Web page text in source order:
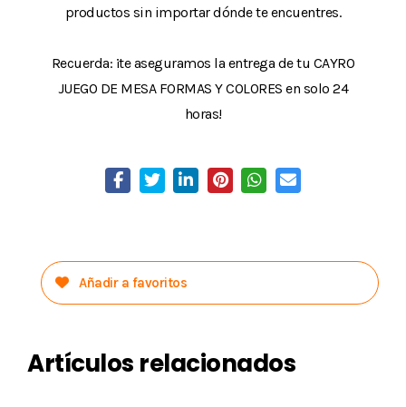
productos sin importar dónde te encuentres.
Recuerda: ¡te aseguramos la entrega de tu CAYRO
JUEGO DE MESA FORMAS Y COLORES en solo 24
horas!
Añadir a favoritos
Artículos relacionados